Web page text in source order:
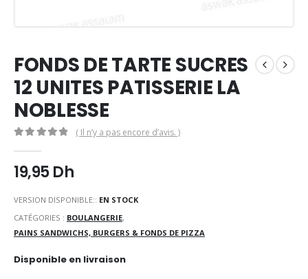
FONDS DE TARTE SUCRES
12 UNITES PATISSERIE LA
NOBLESSE
( Il n’y a pas encore d’avis. )
19,95Dh
VERSION DISPONIBLE:: EN STOCK
CATÉGORIES : BOULANGERIE,
PAINS SANDWICHS, BURGERS & FONDS DE PIZZA
Disponible en livraison